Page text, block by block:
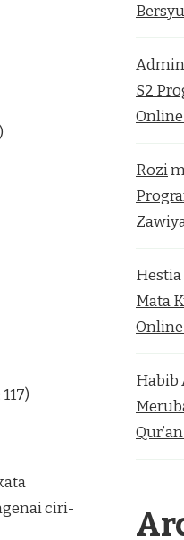
ciri-
Admin
S2
Rozi
Mata
Habib